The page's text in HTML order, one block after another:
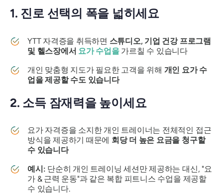
1. 진로 선택의 폭을 넓히세요
YTT 자격증을 취득하면 스튜디오, 기업 건강 프로그램
및 헬스장에서 요가 수업을가르칠 수 있습니다
개인 맞춤형 지도가 필요한 고객을 위해 개인 요가 수
업을 제공할 수도 있습니다
2. 소득 잠재력을 높이세요
요가 자격증을 소지한 개인 트레이너는 전체적인 접근
방식을 제공하기 때문에 회당 더 높은 요금을 청구할
수 있습니다
예시: 단순히 개인 트레이닝 세션만 제공하는 대신, "요
가 & 근력 운동"과 같은 복합 피트니스 수업을 제공할
수 있습니다.